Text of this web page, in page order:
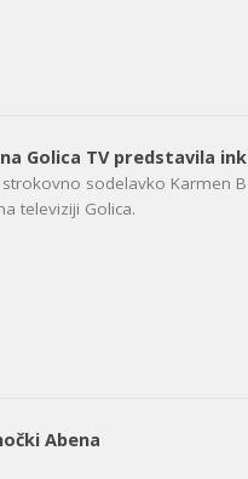
Golica TV predstavila
sodelavko Karmen
Abena